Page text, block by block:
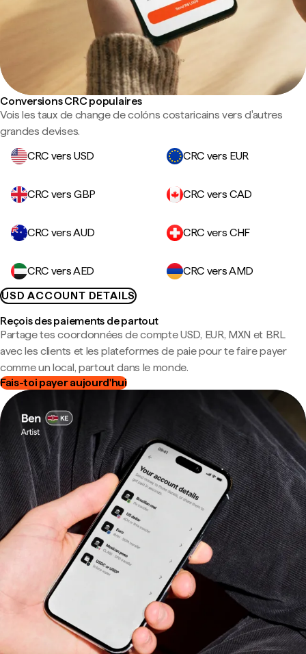
Conversions CRC populaires
Vois les taux de change de colóns costaricains vers d'autres
grandes devises.
CRC vers USD
CRC vers EUR
CRC vers GBP CRC vers CAD
CRC vers AUD CRC vers CHF
CRC vers AED
CRC vers AMD
USD ACCOUNT DETAILS
Reçois des paiements de partout
Partage tes coordonnées de compte USD, EUR, MXN et BRL
avec les clients et les plateformes de paie pour te faire payer
comme un local, partout dans le monde.
Fais-toi payer aujourd'hui